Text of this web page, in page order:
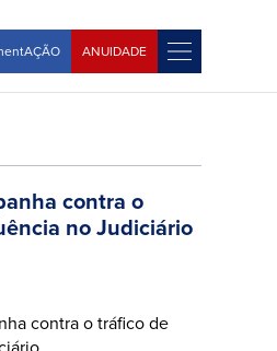
ANUIDADE
contra o
no Judiciário